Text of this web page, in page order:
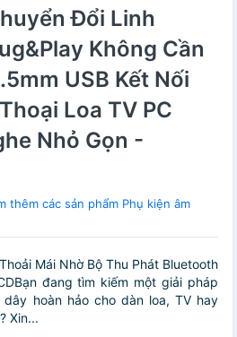
Đổi Linh
Không Cần
USB Kết Nối
Loa TV PC
Nhỏ Gọn -
thêm các sản phẩm Phụ kiện âm
Mái Nhờ Bộ Thu Phát Bluetooth
đang tìm kiếm một giải pháp
hoàn hảo cho dàn loa, TV hay
Xin...